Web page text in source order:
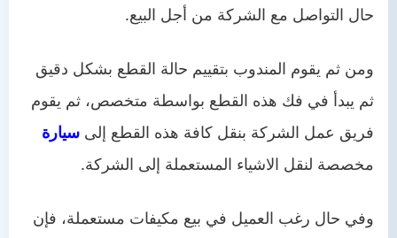
حال التواصل مع الشركة من أجل البيع.
ومن ثم يقوم المندوب بتقييم حالة القطع بشكل دقيق
ثم يبدأ في فك هذه القطع بواسطة متخصص، ثم يقوم
فريق عمل الشركة بنقل كافة هذه القطع إلى سيارة
مخصصة لنقل الاشياء المستعملة إلى الشركة.
وفي حال رغب العميل في بيع مكيفات مستعملة، فإن